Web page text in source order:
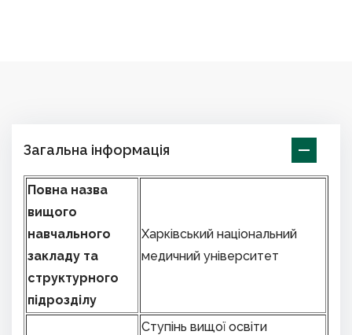
Загальна інформація
Повна назва
вищого
навчального
закладу та
структурного
підрозділу
Харківський національний
медичний університет
Ступінь вищої освіти